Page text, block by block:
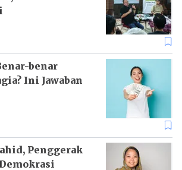
benar
Ini Jawaban
Penggerak